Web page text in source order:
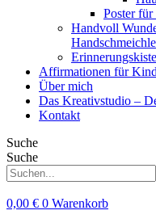
Poster
Handvoll
Affirmationen für
Über mich
Das Kreativstudio –
Kontakt
Suche
Suche
0,00 € 0 Warenkorb